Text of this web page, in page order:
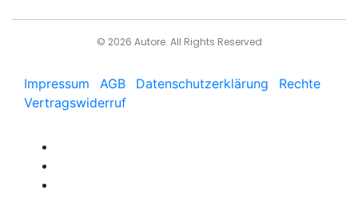
© 2026 Autore. All Rights Reserved
Impressum AGB Datenschutzerklärung
Rechte
Vertragswiderruf